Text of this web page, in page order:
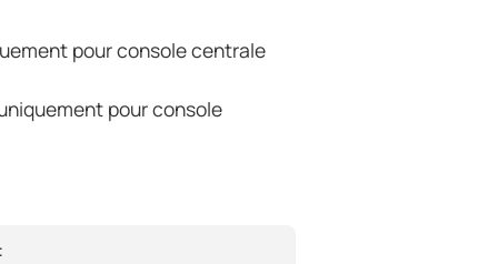
pour console centrale
pour console